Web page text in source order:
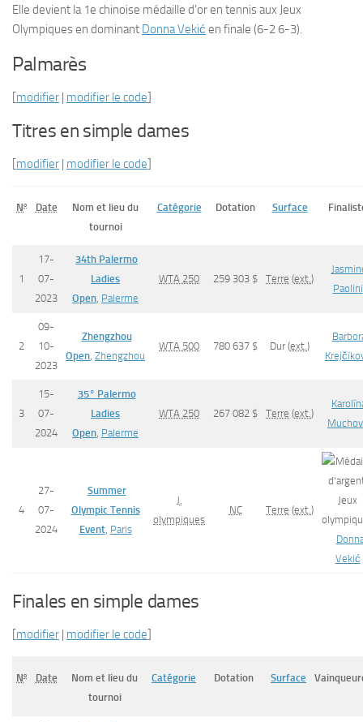
Elle devient la 1e chinoise médaille d’or en tennis aux Jeux
Olympiques en dominant Donna Vekić en finale (6-2 6-3).
Palmarès
[modifier | modifier le code]
Titres en simple dames
[modifier | modifier le code]
No Date
Nom et lieu du
tournoi
Catégorie Dotation Surface
1
17-
07-
2023
34th Palermo
Ladies
Open, Palerme
WTA 250 259 303 $ Terre (ext.)
Paolini
2
09-
10-
2023
Zhengzhou
Open, Zhengzhou
WTA 500 780 637 $ Dur (ext.)
3
15-
07-
2024
35° Palermo
Ladies
Open, Palerme
WTA 250 267 082 $ Terre (ext.)
4
27-
07-
2024
Summer
Olympic Tennis
Event, Paris
J.
olympiques
NC Terre (ext.)
Vekić
Finales en simple dames
[modifier | modifier le code]
No Date
Nom et lieu du
tournoi
Catégorie Dotation Surface